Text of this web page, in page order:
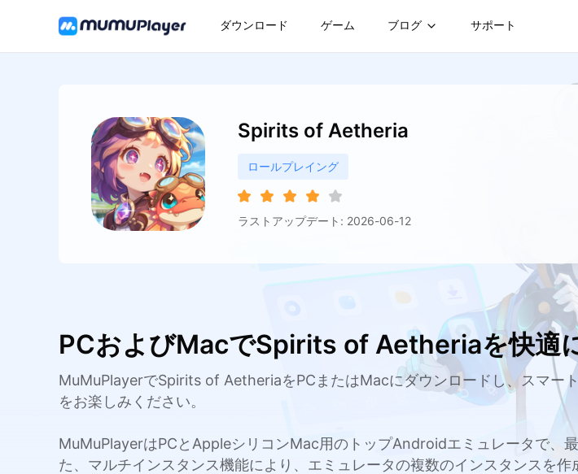
ダウンロード ゲーム ブログ サポート
Spirits of Aetheria
ロールプレイング
ラストアップデート: 2026-06-12
PCおよびMacでSpirits of Aetheriaを快適
MuMuPlayerでSpirits of AetheriaをPCまたはMacにダウンロードし、スマー
をお楽しみください。
MuMuPlayerはPCとAppleシリコンMac用のトップAndroidエミュレータで、
た、マルチインスタンス機能により、エミュレータの複数のインスタンスを